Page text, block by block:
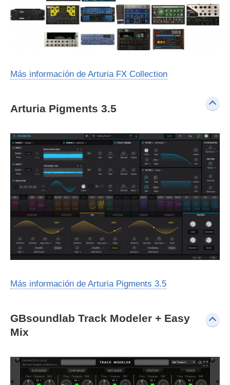
Más información de Arturia FX Collection
Arturia Pigments 3.5
Más información de Arturia Pigments 3.5
GBsoundlab Track Modeler + Easy
Mix